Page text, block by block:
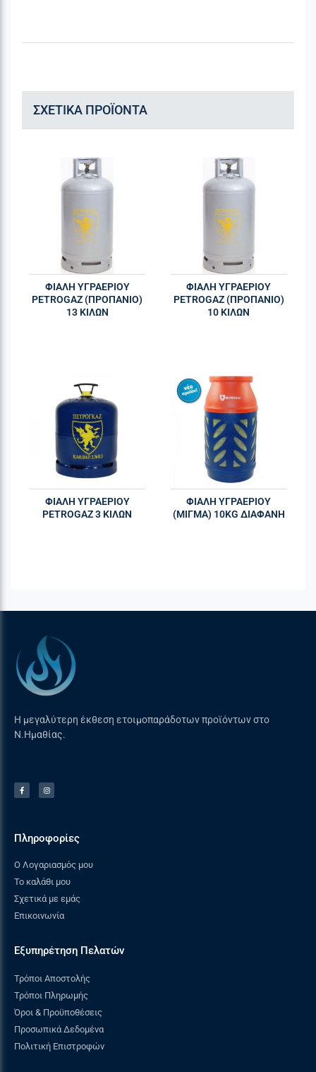
ΣΧΕΤΙΚΆ ΠΡΟΪΌΝΤΑ
ΦΙΑΛΗ ΥΓΡΑΕΡΙΟΥ
PETROGAZ (ΠΡΟΠΑΝΙΟ)
13 ΚΙΛΩΝ
ΦΙΑΛΗ ΥΓΡΑΕΡΙΟΥ
PETROGAZ (ΠΡΟΠΑΝΙΟ)
10 ΚΙΛΩΝ
ΦΙΑΛΗ ΥΓΡΑΕΡΙΟΥ
PETROGAZ 3 ΚΙΛΩΝ
ΦΙΑΛΗ ΥΓΡΑΕΡΙΟΥ
(ΜΙΓΜΑ) 10KG ΔΙΑΦΑΝΗ
Η μεγαλύτερη έκθεση ετοιμοπαράδοτων προϊόντων στο
Ν.Ημαθίας.
Πληροφορίες
Ο Λογαριασμός μου
Το καλάθι μου
Σχετικά με εμάς
Επικοινωνία
Εξυπηρέτηση Πελατών
Τρόποι Αποστολής
Τρόποι Πληρωμής
Όροι & Προϋποθέσεις
Προσωπικά Δεδομένα
Πολιτική Επιστροφών